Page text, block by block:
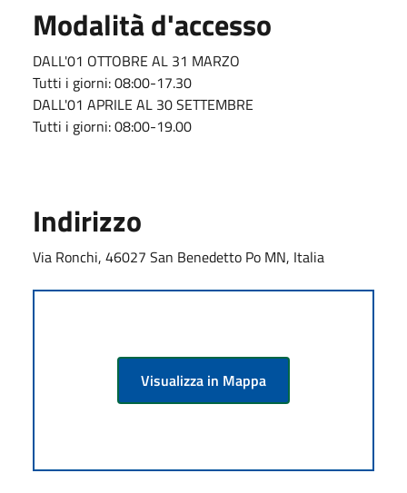
Modalità d'accesso
DALL'01 OTTOBRE AL 31 MARZO
Tutti i giorni: 08:00-17.30
DALL'01 APRILE AL 30 SETTEMBRE
Tutti i giorni: 08:00-19.00
Indirizzo
Via Ronchi, 46027 San Benedetto Po MN, Italia
Visualizza in Mappa